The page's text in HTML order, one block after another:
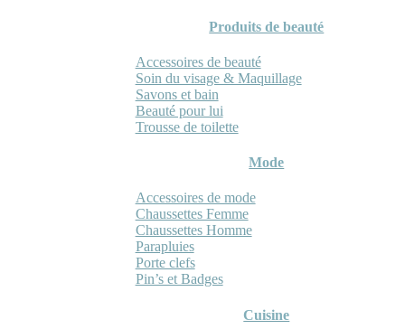
Produits de beauté
Accessoires de beauté
Soin du visage & Maquillage
Savons et bain
Beauté pour lui
Trousse de toilette
Mode
Accessoires de mode
Chaussettes Femme
Chaussettes Homme
Parapluies
Porte clefs
Pin’s et Badges
Cuisine